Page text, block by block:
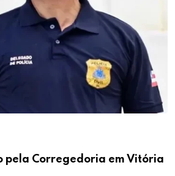
pela Corregedoria em Vitória